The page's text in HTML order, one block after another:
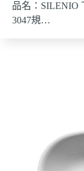
品名：SILENIO
3047規…